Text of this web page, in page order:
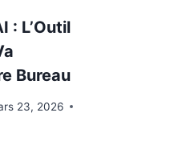
: L’Outil
Bureau
23, 2026